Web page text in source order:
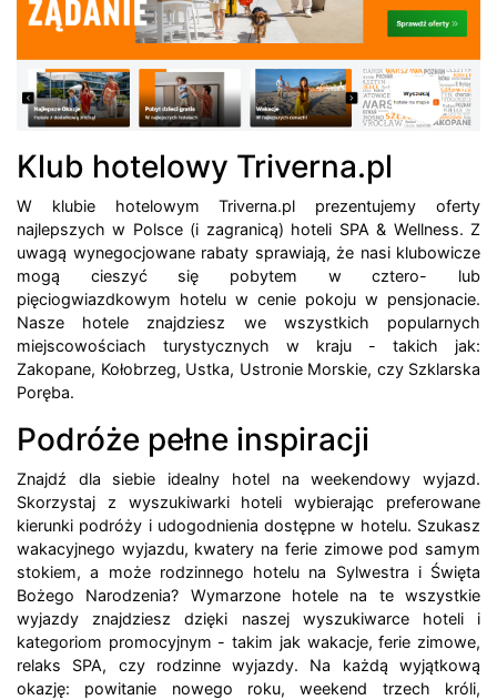
Klub hotelowy Triverna.pl
W klubie hotelowym Triverna.pl prezentujemy oferty
najlepszych w Polsce (i zagranicą) hoteli SPA & Wellness. Z
uwagą wynegocjowane rabaty sprawiają, że nasi klubowicze
mogą cieszyć się pobytem w cztero- lub
pięciogwiazdkowym hotelu w cenie pokoju w pensjonacie.
Nasze hotele znajdziesz we wszystkich popularnych
miejscowościach turystycznych w kraju - takich jak:
Zakopane, Kołobrzeg, Ustka, Ustronie Morskie, czy Szklarska
Poręba.
Podróże pełne inspiracji
Znajdź dla siebie idealny hotel na weekendowy wyjazd.
Skorzystaj z wyszukiwarki hoteli wybierając preferowane
kierunki podróży i udogodnienia dostępne w hotelu. Szukasz
wakacyjnego wyjazdu, kwatery na ferie zimowe pod samym
stokiem, a może rodzinnego hotelu na Sylwestra i Święta
Bożego Narodzenia? Wymarzone hotele na te wszystkie
wyjazdy znajdziesz dzięki naszej wyszukiwarce hoteli i
kategoriom promocyjnym - takim jak wakacje, ferie zimowe,
relaks SPA, czy rodzinne wyjazdy. Na każdą wyjątkową
okazję: powitanie nowego roku, weekend trzech króli,